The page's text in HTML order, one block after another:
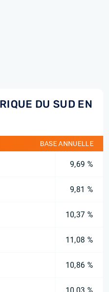
DU SUD EN
BASE ANNUELLE
9,69 %
9,81 %
10,37 %
11,08 %
10,86 %